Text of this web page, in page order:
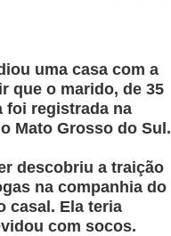
uma casa com a
que o marido, de 35
foi registrada na
Mato Grosso do Sul.
descobriu a traição
na companhia do
casal. Ela teria
com socos.